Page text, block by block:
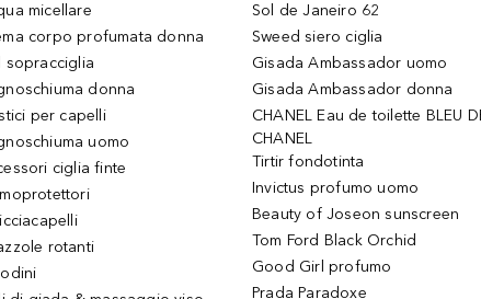
micellare
corpo profumata donna
sopracciglia
donna
per capelli
uomo
ciglia finte
rotanti
Sol de Janeiro 62
Sweed siero ciglia
Gisada Ambassador uomo
Gisada Ambassador donna
CHANEL Eau de toilette BLEU
CHANEL
Tirtir fondotinta
Invictus profumo uomo
Beauty of Joseon sunscreen
Tom Ford Black Orchid
Good Girl profumo
Prada Paradoxe